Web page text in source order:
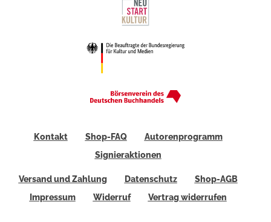
Kontakt Shop-FAQ
Autorenprogramm
Signieraktionen
Versand und Zahlung Datenschutz
Shop-AGB
Impressum
Widerruf Vertrag widerrufen